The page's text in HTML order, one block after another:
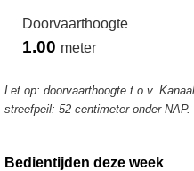
Doorvaarthoogte
1.00 meter
Let op: doorvaarthoogte t.o.v.
streefpeil: 52 centimeter onder NAP.
Bedientijden deze week